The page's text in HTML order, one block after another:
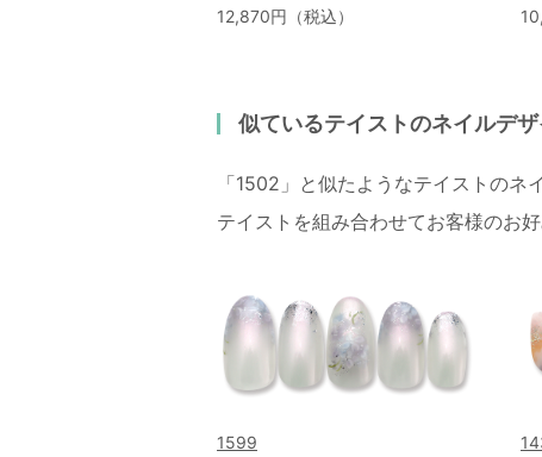
12,870円（税込）
似ているテイストのネイルデ
「1502」と似たようなテイストのネ
テイストを組み合わせてお客様のお
1599